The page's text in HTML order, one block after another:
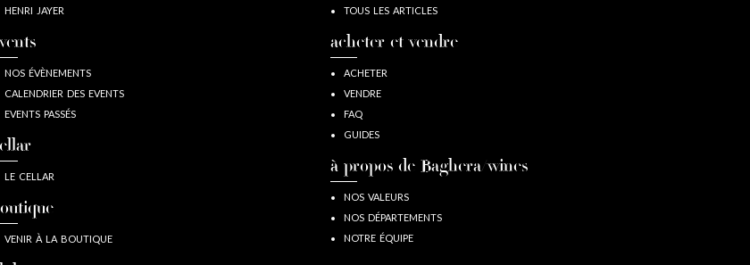
HENRI JAYER
NOS ÉVÈNEMENTS
CALENDRIER DES EVENTS
EVENTS PASSÉS
LE CELLAR
VENIR À LA BOUTIQUE
TOUS LES ARTICLES
acheter et vendre
ACHETER
VENDRE
FAQ
GUIDES
à propos de Baghera/wines
NOS VALEURS
NOS DÉPARTEMENTS
NOTRE ÉQUIPE